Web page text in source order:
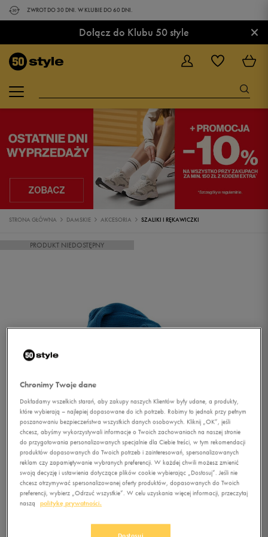
ZWROT DO 30 DNI. W KLUBIE DO 60 DNI.
Dołącz do Klubu 50 style ×
STRONA GŁÓWNA DAMSKIE AKCESORIA SZALIKI I RĘKAWICZKI
PRODUKT NIEDOSTĘPNY
1/2
Chronimy Twoje dane
Dokładamy wszelkich starań, aby zakupy naszych Klientów były udane, a produkty,
które wybierają – najlepiej dopasowane do ich potrzeb. Robimy to jednak przy pełnym
poszanowaniu bezpieczeństwa wszystkich danych osobowych. Kliknij „OK”, jeśli
chcesz, abyśmy wykorzystywali informacje o Twoich zachowaniach na naszej stronie
do przygotowania personalizowanych specjalnie dla Ciebie treści, w tym rekomendacji
produktów dopasowanych do Twoich potrzeb i zainteresowań, spersonalizowanych
reklam czy zapamiętywanie wybranych preferencji. W każdej chwili możesz zmienić
swoją decyzję i ustawienia dotyczące plików cookie wybierając „Dostosuj”. Jeśli nie
chcesz otrzymywać spersonalizowanej oferty produktów, dopasowanych do Twoich
preferencji, wybierz „Odrzuć wszystkie”. W celu uzyskania więcej informacji, przeczytaj
naszą
politykę prywatności.